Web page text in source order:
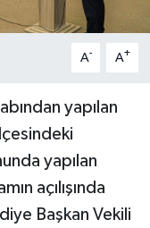
A- A+
yapılan
yapılan
açılışında
Başkan Vekili